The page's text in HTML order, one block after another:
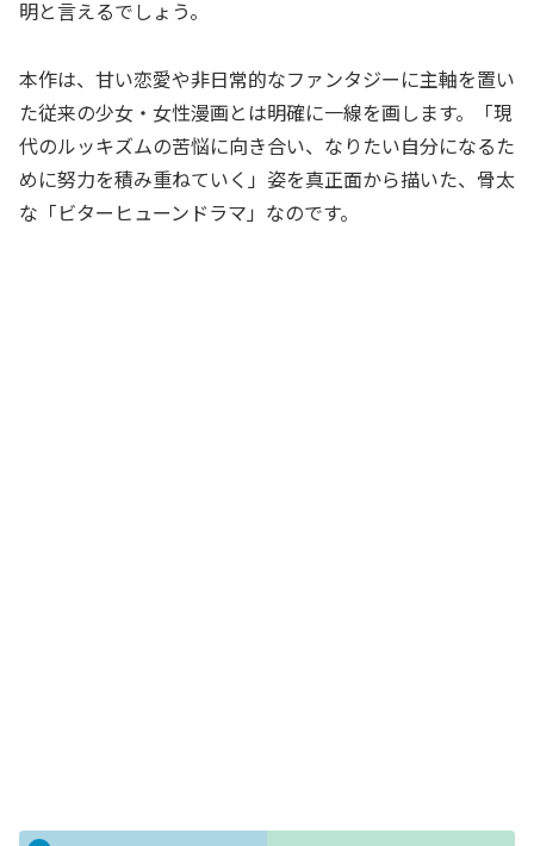
明と言えるでしょう。
本作は、甘い恋愛や非日常的なファンタジーに主軸を置い
た従来の少女・女性漫画とは明確に一線を画します。「現
代のルッキズムの苦悩に向き合い、なりたい自分になるた
めに努力を積み重ねていく」姿を真正面から描いた、骨太
な「ビターヒューンドラマ」なのです。